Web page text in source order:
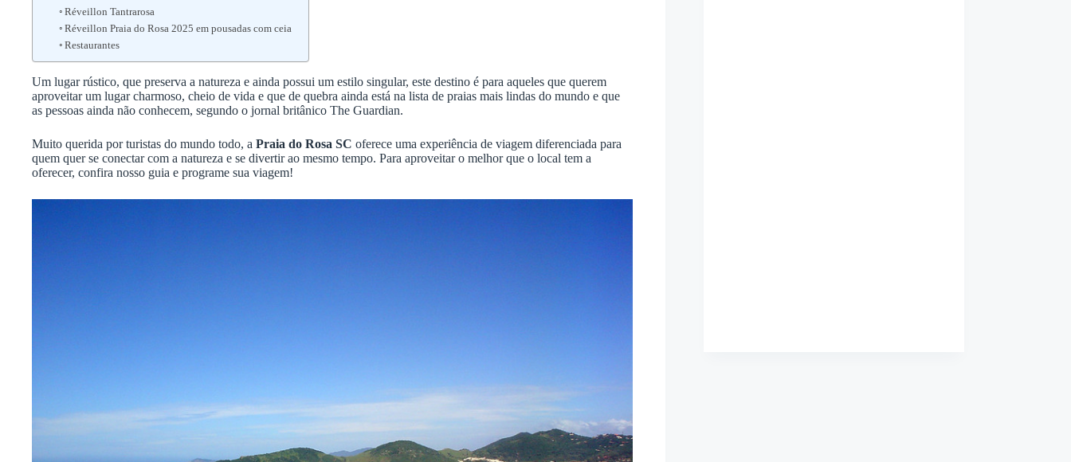
Réveillon Tantrarosa
Réveillon Praia do Rosa 2025 em pousadas com ceia
Restaurantes
Um lugar rústico, que preserva a natureza e ainda possui um estilo singular, este destino é para aqueles que querem
aproveitar um lugar charmoso, cheio de vida e que de quebra ainda está na lista de praias mais lindas do mundo e que
as pessoas ainda não conhecem, segundo o jornal britânico The Guardian.
Muito querida por turistas do mundo todo, a Praia do Rosa SC oferece uma experiência de viagem diferenciada para
quem quer se conectar com a natureza e se divertir ao mesmo tempo. Para aproveitar o melhor que o local tem a
oferecer, confira nosso guia e programe sua viagem!